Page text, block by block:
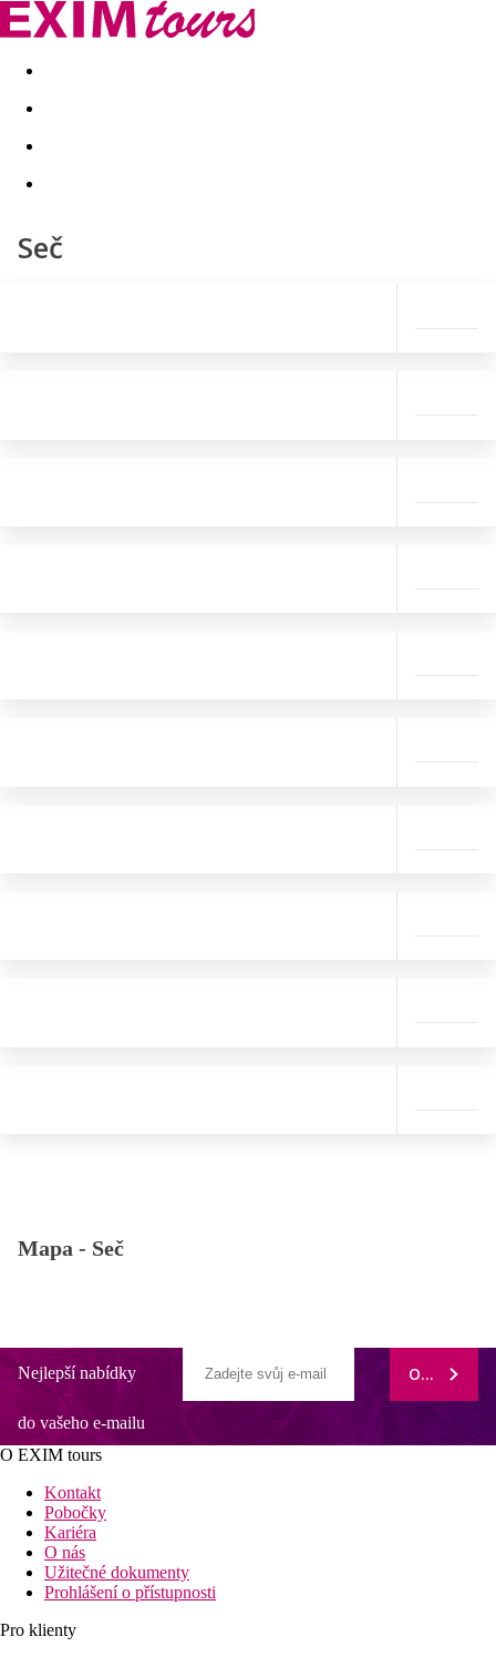
Akční nabídky Last minute
Seč
Mapa - Seč
Nejlepší nabídky
do vašeho e-mailu
ODEBÍRAT
O EXIM tours
Kontakt
Pobočky
Kariéra
O nás
Užitečné dokumenty
Prohlášení o přístupnosti
Pro klienty